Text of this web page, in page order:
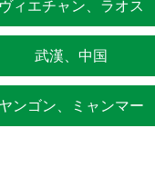
ヴィエチャン、ラオス
武漢、中国
ヤンゴン、ミャンマー